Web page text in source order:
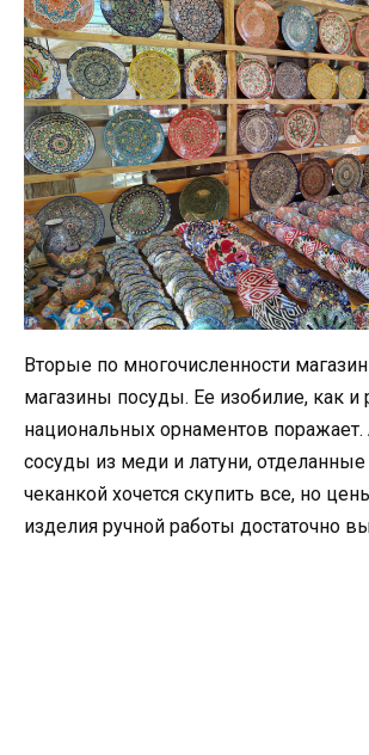
Вторые по многочисленности
магазины посуды. Ее изобилие, как и
национальных орнаментов поражает.
сосуды из меди и латуни,
чеканкой хочется скупить все, но
изделия ручной работы достаточно